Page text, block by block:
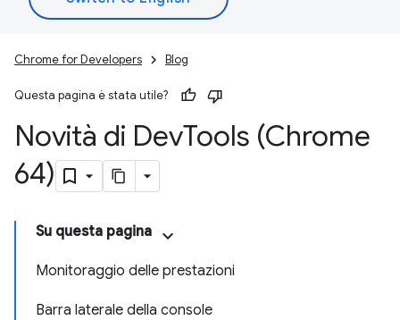
Chrome for Developers Blog
Questa pagina è stata utile?
Novità di DevTools (Chrome
64)
Su questa pagina
Monitoraggio delle prestazioni
Barra laterale della console